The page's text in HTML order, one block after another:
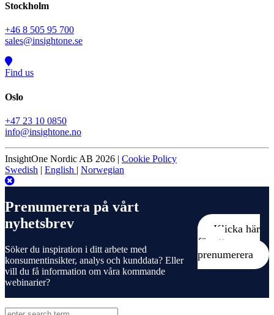
Stockholm
+46 8 505 95 700
sales@insightone.se
Find us
Oslo
+47 23 10 0850
info@insightone.no
InsightOne Nordic AB 2026 | Cookie Policy
Swedish | English | Norwegian
Prenumerera på vårt
nyhetsbrev
Söker du inspiration i ditt arbete med
konsumentinsikter, analys och kunddata? Eller
vill du få information om våra kommande
webinarier?
Klicka här
för att
prenumerera